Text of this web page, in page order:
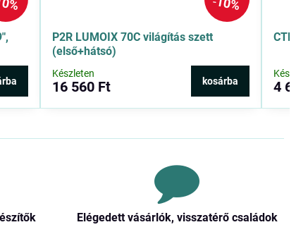
P2R LUMOIX 70C világítás szett
(első+hátsó)
Készleten
16 560 Ft kosárba
CTM
4
Elégedett vásárlók, visszatérő családok